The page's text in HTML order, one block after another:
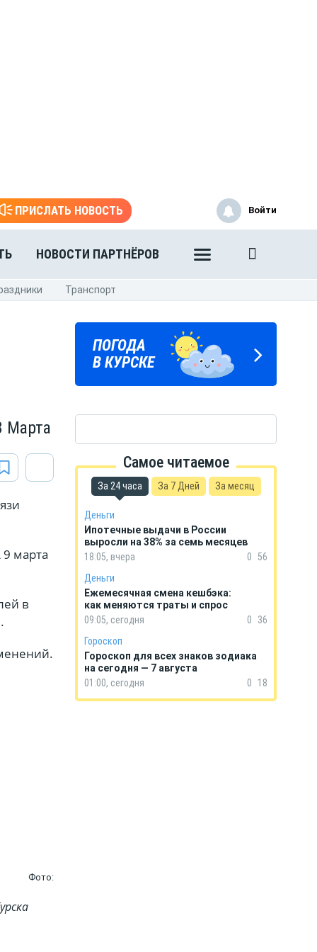
ПРИСЛАТЬ НОВОСТЬ
НОВОСТИ ПАРТНЁРОВ
Войти
Транспорт
Марта
марта
в
Фото:
ГОРОСКОП
НА КАЖДЫЙ ДЕНЬ
ПОГОДА
В КУРСКЕ
Самое читаемое
За 24 часа За 7 Дней За месяц
Деньги
Ипотечные выдачи в России
выросли на 38% за семь месяцев
18:05, вчера
0 56
Деньги
Ежемесячная смена кешбэка:
как меняются траты и спрос
09:05, сегодня
0
36
Гороскоп
Гороскоп для всех знаков зодиака
на сегодня — 7 августа
01:00, сегодня
0 18